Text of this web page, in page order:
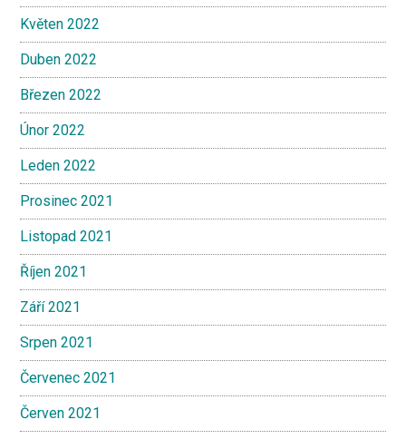
Květen 2022
Duben 2022
Březen 2022
Únor 2022
Leden 2022
Prosinec 2021
Listopad 2021
Říjen 2021
Září 2021
Srpen 2021
Červenec 2021
Červen 2021